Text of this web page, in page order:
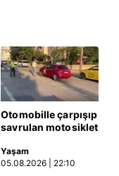
Otomobille çarpışıp
savrulan motosiklet
çarptı: 2 yaralı
Yaşam
05.08.2026 | 22:10